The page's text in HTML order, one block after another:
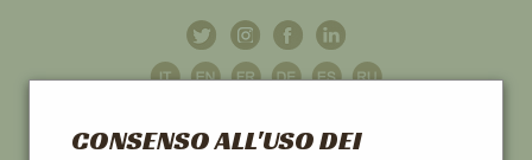
CONSENSO ALL'USO DEI